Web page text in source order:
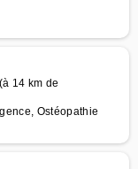
14 km de
Ostéopathie